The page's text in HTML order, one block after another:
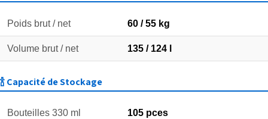
Poids brut / net 60 / 55 kg
Volume brut / net 135 / 124 l
🍾 Capacité de Stockage
Bouteilles 330 ml 105 pces